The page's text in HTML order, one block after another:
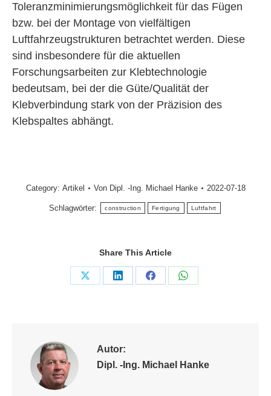
Toleranzminimierungsmöglichkeit für das Fügen
bzw. bei der Montage von vielfältigen
Luftfahrzeugstrukturen betrachtet werden. Diese
sind insbesondere für die aktuellen
Forschungsarbeiten zur Klebtechnologie
bedeutsam, bei der die Güte/Qualität der
Klebverbindung stark von der Präzision des
Klebspaltes abhängt.
Category: Artikel Von Dipl. -Ing. Michael Hanke 2022-07-18
Schlagwörter: construction Fertigung Luftfahrt
Share This Article
Share
Share
Share
Share
Autor:
Dipl. -Ing. Michael Hanke